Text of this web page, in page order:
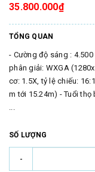
35.800.000₫
TỔNG QUAN
- Cường độ sáng :
phân giải: WXGA
cơ: 1.5X, tỷ lệ chiếu:
m tới 15.24m) - Tuổi
...
SỐ LƯỢNG
-